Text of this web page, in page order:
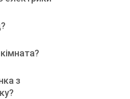
з